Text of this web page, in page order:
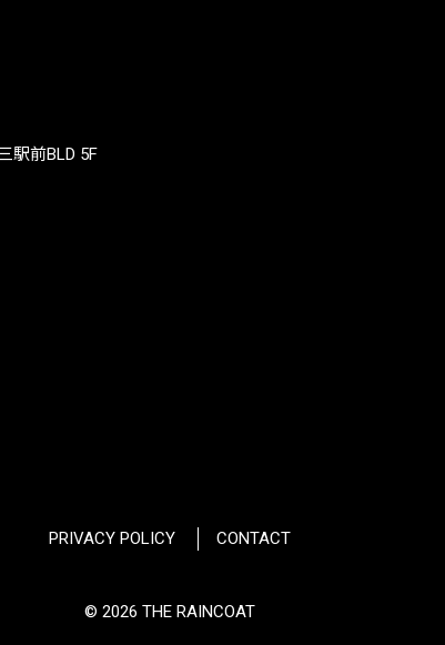
駅前BLD 5F
PRIVACY POLICY CONTACT
© 2026 THE RAINCOAT